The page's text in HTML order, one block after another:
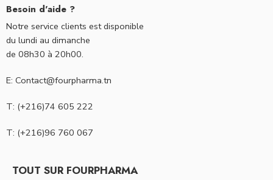
Besoin d'aide ?
Notre service clients est disponible
du lundi au dimanche
de 08h30 à 20h00.
E: Contact@fourpharma.tn
T: (+216)74 605 222
T: (+216)96 760 067
TOUT SUR FOURPHARMA